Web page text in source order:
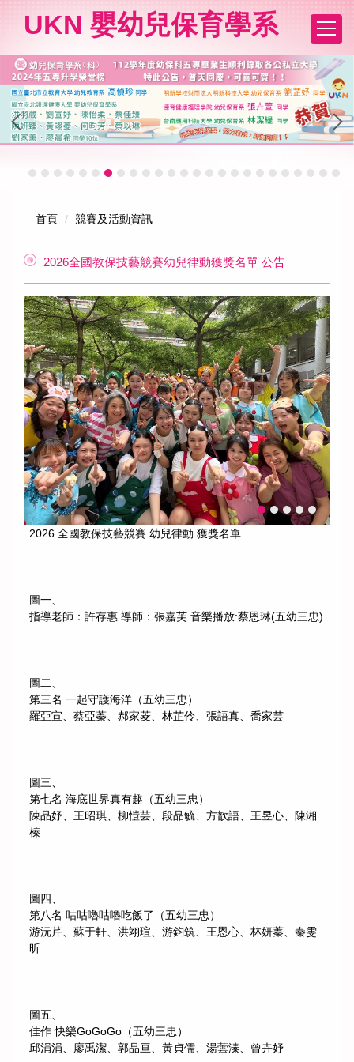
要
內
容
區
UKN 嬰幼兒保育學系
首頁 競賽及活動資訊
2026全國教保技藝競賽幼兒律動獲獎名單 公告
2026 全國教保技藝競賽 幼兒律動 獲獎名單
圖一、
指導老師：許存惠 導師：張嘉芙 音樂播放:蔡恩琳(五幼三忠)
圖二、
第三名 一起守護海洋（五幼三忠）
羅亞宣、蔡亞蓁、郝家菱、林芷伶、張語真、喬家芸
圖三、
第七名 海底世界真有趣（五幼三忠）
陳品妤、王昭琪、柳愷芸、段品毓、方歆語、王昱心、陳湘
榛
圖四、
第八名 咕咕嚕咕嚕吃飯了（五幼三忠）
游沅芹、蘇于軒、洪翊瑄、游鈞筑、王恩心、林妍蓁、秦雯
昕
圖五、
佳作 快樂GoGoGo（五幼三忠）
邱涓涓、廖禹潔、郭品亘、黃貞儒、湯蕓溱、曾卉妤